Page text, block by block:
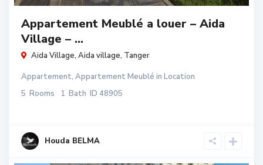
Appartement Meublé a louer – Aida
Village – ...
Aida Village, Aida village, Tanger
Appartement, Appartement Meublé in Location
5 Rooms 1 Bath ID 48905
Houda BELMA